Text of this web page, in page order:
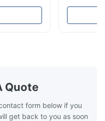
is
helps to
saving the
reduce the
Quote
form below if you
get back to you as soon